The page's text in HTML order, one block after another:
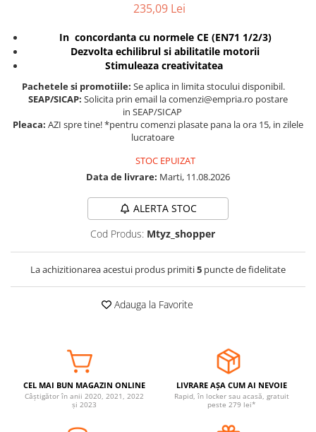
Ochelari de soare
Palarii protectie UV
Somnul bebelusului
Ingrijire bebe si mama
Diversificare bebelusi
Jucarii copii si jocuri educative
Jucarii dentitie
Jocuri educative
Jucarii bebelusi
235,09 Lei
In concordanta cu normele CE (EN71 1/2/3)
Dezvolta echilibrul si abilitatile motorii
Stimuleaza creativitatea
Pachetele si promotiile: Se aplica in limita stocului disponibil.
SEAP/SICAP: Solicita prin email la comenzi@empria.ro postare
in SEAP/SICAP
Pleaca: AZI spre tine! *pentru comenzi plasate pana la ora 15, in zilele
lucratoare
STOC EPUIZAT
Data de livrare: Marti, 11.08.2026
ALERTA STOC
Cod Produs: Mtyz_shopper
La achizitionarea acestui produs primiti5 puncte de fidelitate
Adauga la Favorite
CEL MAI BUN MAGAZIN ONLINE
Câștigător în anii 2020, 2021, 2022
și 2023
LIVRARE AȘA CUM AI NEVOIE
Rapid, în locker sau acasă, gratuit
peste 279 lei*